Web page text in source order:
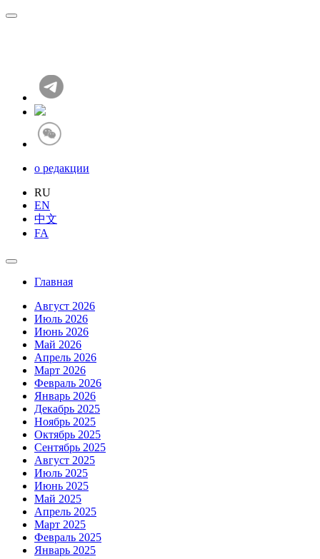
о редакции
RU
EN
中文
FA
Главная
Август 2026
Июль 2026
Июнь 2026
Май 2026
Апрель 2026
Март 2026
Февраль 2026
Январь 2026
Декабрь 2025
Ноябрь 2025
Октябрь 2025
Сентябрь 2025
Август 2025
Июль 2025
Июнь 2025
Май 2025
Апрель 2025
Март 2025
Февраль 2025
Январь 2025